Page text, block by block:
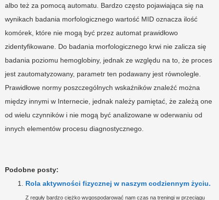
albo też za pomocą automatu. Bardzo często pojawiająca się na
wynikach badania morfologicznego wartość MID oznacza ilość
komórek, które nie mogą być przez automat prawidłowo
zidentyfikowane. Do badania morfologicznego krwi nie zalicza się
badania poziomu hemoglobiny, jednak ze względu na to, że proces
jest zautomatyzowany, parametr ten podawany jest równolegle.
Prawidłowe normy poszczególnych wskaźników znaleźć można
między innymi w Internecie, jednak należy pamiętać, że zależą one
od wielu czynników i nie mogą być analizowane w oderwaniu od
innych elementów procesu diagnostycznego.
Podobne posty:
Rola aktywności fizycznej w naszym codziennym życiu.
Z reguły bardzo ciężko wygospodarować nam czas na treningi w przeciągu